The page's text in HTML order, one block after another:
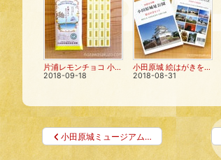
片浦レモンチョコ 小田原みかんチョコ 発売
2018-09-18
小田原城 絵はがきをリニューアル！
2018-08-31
小田原城ミュージアム…